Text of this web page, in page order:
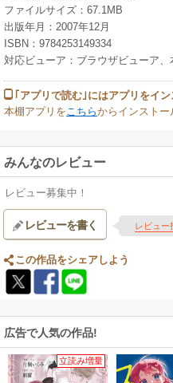
ファイルサイズ：67.1MB
出版年月：2007年12月
ISBN：9784253149334
対応ビューア：ブラウザビューア、
｢アプリで読む｣にはアプリをイ
本棚アプリを こちらからインスト
みんなのレビュー
レビュー募集中！
レビューを書く レビュー
この作品をシェアしよう
広告で人気の作品!
立読み増量